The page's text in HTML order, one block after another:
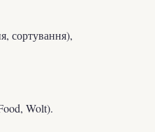
сортування),
Wolt).